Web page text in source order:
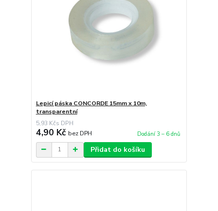
Lepicí páska CONCORDE 15mm x 10m,
transparentní
5,93 Kč
4,90 Kč bez DPH Dodání 3 – 6 dnů
Přidat do košíku